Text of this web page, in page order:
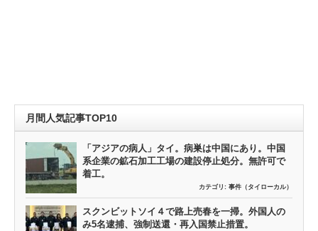
月間人気記事TOP10
「アジアの病人」タイ。病巣は中国にあり。中国
系企業の鉱石加工工場の建設停止処分。無許可で
着工。
カテゴリ: 事件（タイローカル）
スクンビットソイ４で路上売春を一掃。外国人の
み5名逮捕、強制送還・再入国禁止措置。